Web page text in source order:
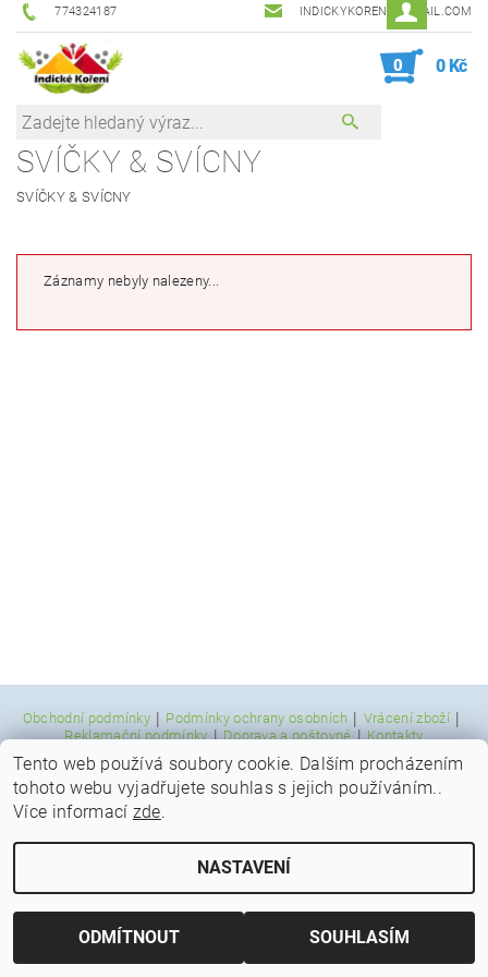
774324187 INDICKYKORENI@GMAIL.COM
0 0 Kč
SVÍČKY & SVÍCNY
SVÍČKY & SVÍCNY
Záznamy nebyly nalezeny...
Obchodní podmínky | Podmínky ochrany osobních | Vrácení zboží |
Reklamační podmínky | Doprava a poštovné | Kontakty
2026 © Indicky Koreni, všechna práva vyhrazena
Vytvořil Shoptet
Tento web používá soubory cookie. Dalším procházením
tohoto webu vyjadřujete souhlas s jejich používáním..
Více informací zde.
NASTAVENÍ
ODMÍTNOUT SOUHLASÍM